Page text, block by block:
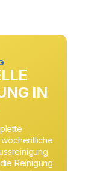
IN
Reinigung